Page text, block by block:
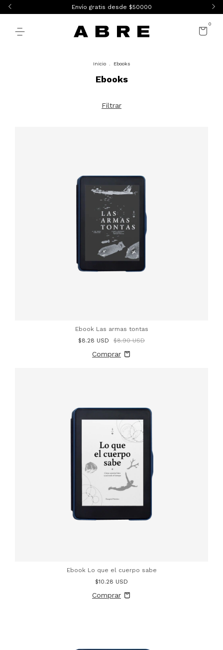
Envío gratis desde $50000
0
Inicio Ebooks
Ebooks
Filtrar
Ebook Las armas tontas
$8.28 USD
$8.90 USD
Ebook Lo que el cuerpo sabe
$10.28 USD